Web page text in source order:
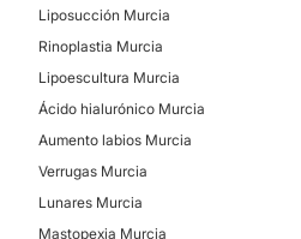
Liposucción Murcia
Rinoplastia Murcia
Lipoescultura Murcia
Ácido hialurónico Murcia
Aumento labios Murcia
Verrugas Murcia
Lunares Murcia
Mastopexia Murcia